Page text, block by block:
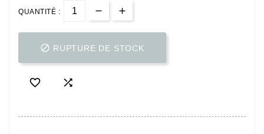
QUANTITÉ :
 RUPTURE DE STOCK
 